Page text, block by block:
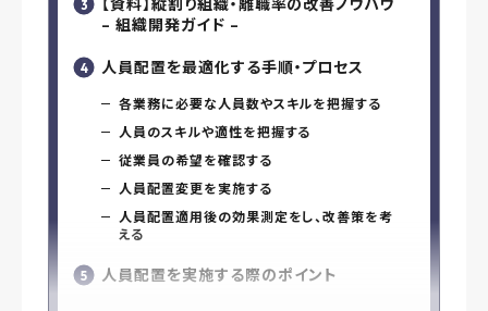
– 組織開発ガイド –
人員配置を最適化する手順・プロセス
各業務に必要な人員数やスキルを把握する
人員のスキルや適性を把握する
従業員の希望を確認する
人員配置変更を実施する
人員配置適用後の効果測定をし、改善策を考
える
人員配置を実施する際のポイント